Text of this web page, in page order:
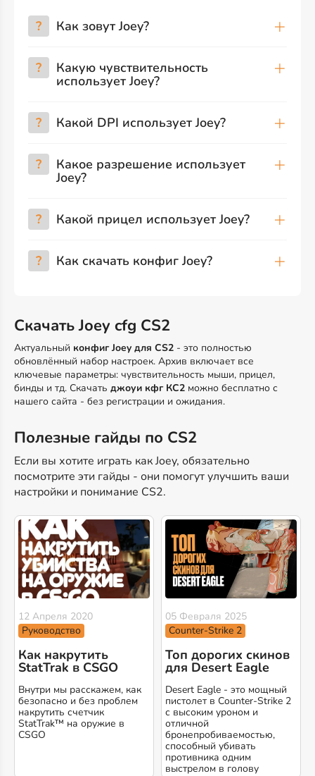
? Как зовут Joey?
? Какую чувствительность
использует Joey?
? Какой DPI использует Joey?
? Какое разрешение использует
Joey?
? Какой прицел использует Joey?
? Как скачать конфиг Joey?
Скачать Joey cfg CS2
Актуальный конфиг Joey для CS2 - это полностью
обновлённый набор настроек. Архив включает все
ключевые параметры: чувствительность мыши, прицел,
бинды и тд. Скачать джоуи кфг КС2 можно бесплатно с
нашего сайта - без регистрации и ожидания.
Полезные гайды по CS2
Если вы хотите играть как Joey, обязательно
посмотрите эти гайды - они помогут улучшить ваши
настройки и понимание CS2.
12 Апреля 2020
Руководство
Как накрутить
StatTrak в CSGO
Внутри мы расскажем, как
безопасно и без проблем
накрутить счетчик
StatTrak™ на оружие в
CSGO
05 Февраля 2025
Counter-Strike 2
Топ дорогих скинов
для Desert Eagle
Desert Eagle - это мощный
пистолет в Counter-Strike 2
с высоким уроном и
отличной
бронепробиваемостью,
способный убивать
противника одним
выстрелом в голову